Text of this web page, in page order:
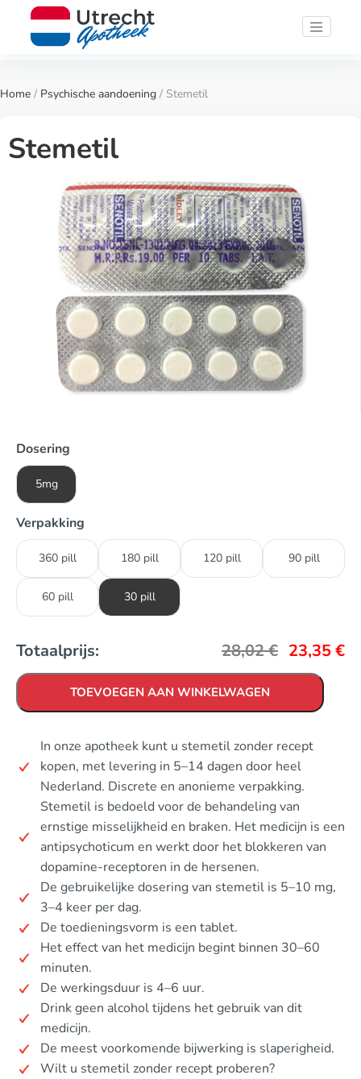
Home / Psychische aandoening / Stemetil
Stemetil
Dosering
5mg
Verpakking
360 pill 180 pill 120 pill 90 pill
60 pill 30 pill
Totaalprijs: 28,02€ 23,35€
TOEVOEGEN AAN WINKELWAGEN
In onze apotheek kunt u stemetil zonder recept
kopen, met levering in 5–14 dagen door heel
Nederland. Discrete en anonieme verpakking.
Stemetil is bedoeld voor de behandeling van
ernstige misselijkheid en braken. Het medicijn is een
antipsychoticum en werkt door het blokkeren van
dopamine-receptoren in de hersenen.
De gebruikelijke dosering van stemetil is 5–10 mg,
3–4 keer per dag.
De toedieningsvorm is een tablet.
Het effect van het medicijn begint binnen 30–60
minuten.
De werkingsduur is 4–6 uur.
Drink geen alcohol tijdens het gebruik van dit
medicijn.
De meest voorkomende bijwerking is slaperigheid.
Wilt u stemetil zonder recept proberen?